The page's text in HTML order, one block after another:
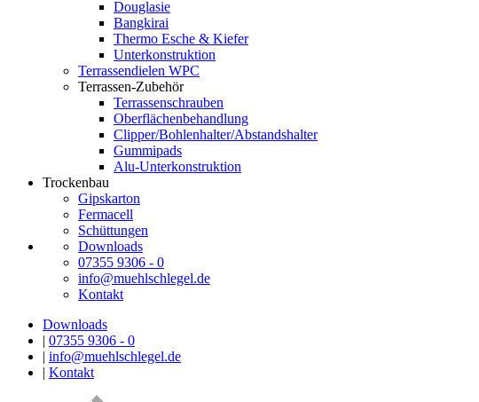
Douglasie
Bangkirai
Thermo Esche & Kiefer
Unterkonstruktion
Terrassendielen WPC
Terrassen-Zubehör
Terrassenschrauben
Oberflächenbehandlung
Clipper/Bohlenhalter/Abstandshalter
Gummipads
Alu-Unterkonstruktion
Trockenbau
Gipskarton
Fermacell
Schüttungen
Downloads
07355 9306 - 0
info@muehlschlegel.de
Kontakt
Downloads
| 07355 9306 - 0
| info@muehlschlegel.de
| Kontakt